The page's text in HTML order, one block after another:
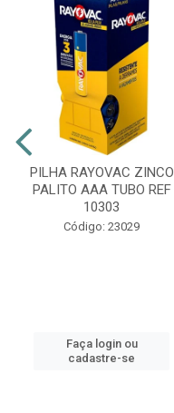
PILHA RAYOVAC ZINCO
PALITO AAA TUBO REF
10303
Código: 23029
Faça login ou
cadastre-se